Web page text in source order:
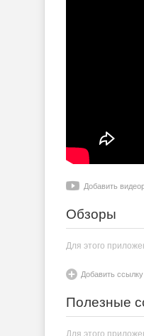
Добавить
Обзоры
Для этого
Добавить
Полезные
Для этого